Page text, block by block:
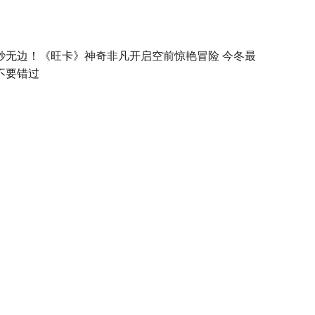
无边！《旺卡》神奇非凡开启空前惊艳冒险 今冬最
要错过